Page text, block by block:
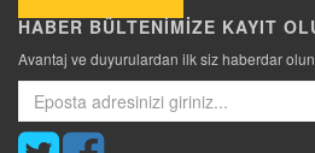
HABER BÜLTENİMİZE KAYIT
Avantaj ve duyurulardan ilk siz haberdar